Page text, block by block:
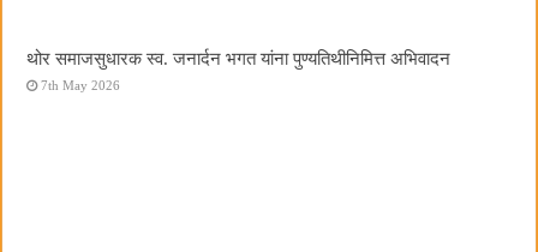
थोर समाजसुधारक स्व. जनार्दन भगत यांना पुण्यतिथीनिमित्त अभिवादन
7th May 2026